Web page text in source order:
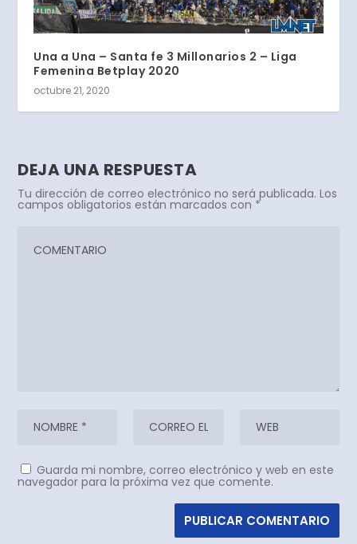
Una a Una – Santa fe 3 Millonarios 2 – Liga
Femenina Betplay 2020
octubre 21, 2020
DEJA UNA RESPUESTA
Tu dirección de correo electrónico no será publicada. Los
campos obligatorios están marcados con *
Guarda mi nombre, correo electrónico y web en este
navegador para la próxima vez que comente.